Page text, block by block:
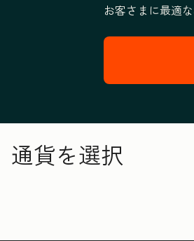
お客さまに最適
通貨を選択